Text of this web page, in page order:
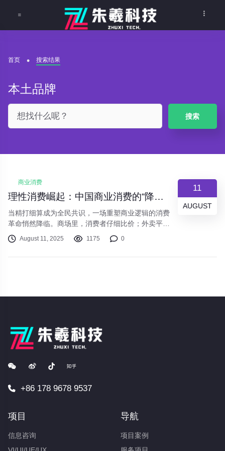
首页 搜索结果
本土品牌
搜索
11
AUGUST
商业消费
理性消费崛起：中国商业消费的“降级”与升级之道
当精打细算成为全民共识，一场重塑商业逻辑的消费
革命悄然降临。商场里，消费者仔细比价；外卖平
台，满减优惠券精打细算；社交圈中，“省钱妙招”成
为热门话题...这并非消费能力下降的消极信号，而是
为嬗变
August 11, 2025 1175 0
+86 178 9678 9537
项目
信息咨询
导航
项目案例